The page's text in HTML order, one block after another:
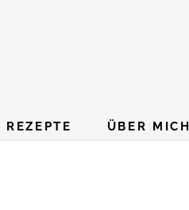
REZEPTE ÜBER MICH